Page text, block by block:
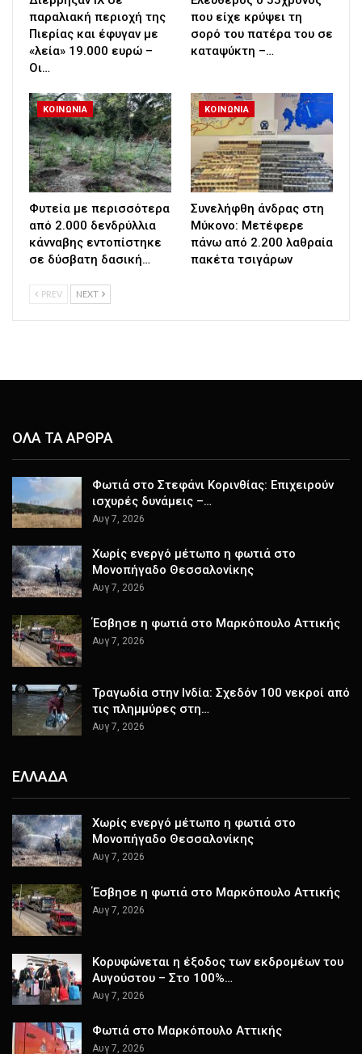
παραλιακή περιοχή της
Πιερίας και έφυγαν με
«λεία» 19.000 ευρώ –
Οι…
που είχε κρύψει τη
σορό του πατέρα του σε
καταψύκτη –…
ΚΟΙΝΩΝΙΑ
Φυτεία με περισσότερα
από 2.000 δενδρύλλια
κάνναβης εντοπίστηκε
σε δύσβατη δασική…
ΚΟΙΝΩΝΙΑ
Συνελήφθη άνδρας στη
Μύκονο: Μετέφερε
πάνω από 2.200 λαθραία
πακέτα τσιγάρων
PREV NEXT
ΟΛΑ ΤΑ ΑΡΘΡΑ
Φωτιά στο Στεφάνι Κορινθίας: Επιχειρούν
ισχυρές δυνάμεις –…
Αυγ 7, 2026
Χωρίς ενεργό μέτωπο η φωτιά στο
Μονοπήγαδο Θεσσαλονίκης
Αυγ 7, 2026
Έσβησε η φωτιά στο Μαρκόπουλο Αττικής
Αυγ 7, 2026
Τραγωδία στην Ινδία: Σχεδόν 100 νεκροί από
τις πλημμύρες στη…
Αυγ 7, 2026
ΕΛΛΑΔΑ
Χωρίς ενεργό μέτωπο η φωτιά στο
Μονοπήγαδο Θεσσαλονίκης
Αυγ 7, 2026
Έσβησε η φωτιά στο Μαρκόπουλο Αττικής
Αυγ 7, 2026
Κορυφώνεται η έξοδος των εκδρομέων του
Αυγούστου – Στο 100%…
Αυγ 7, 2026
Φωτιά στο Μαρκόπουλο Αττικής
Αυγ 7, 2026